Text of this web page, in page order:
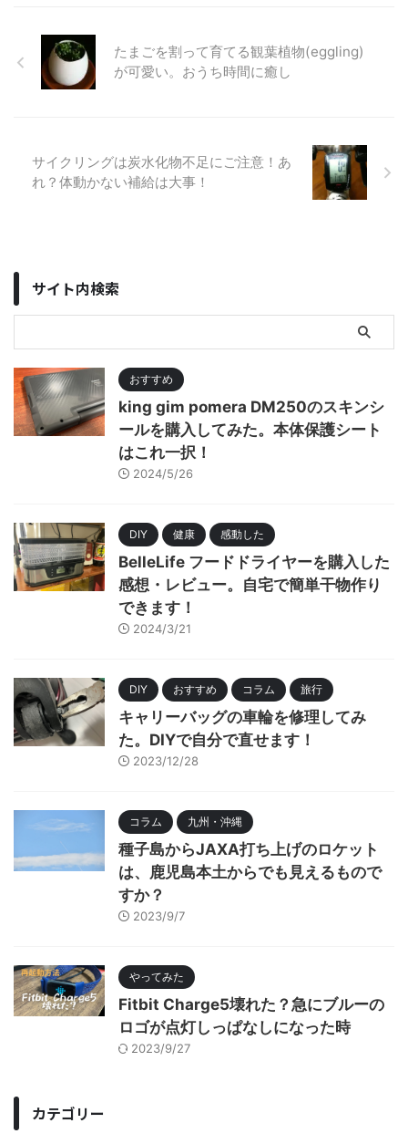
たまごを割って育てる観葉植物(eggling)
が可愛い。おうち時間に癒し
サイクリングは炭水化物不足にご注意！あ
れ？体動かない補給は大事！
サイト内検索
おすすめ
king gim pomera DM250のスキンシ
ールを購入してみた。本体保護シート
はこれ一択！
2024/5/26
DIY 健康 感動した
BelleLife フードドライヤーを購入した
感想・レビュー。自宅で簡単干物作り
できます！
2024/3/21
DIY おすすめ コラム 旅行
キャリーバッグの車輪を修理してみ
た。DIYで自分で直せます！
2023/12/28
コラム 九州・沖縄
種子島からJAXA打ち上げのロケット
は、鹿児島本土からでも見えるもので
すか？
2023/9/7
やってみた
Fitbit Charge5壊れた？急にブルーの
ロゴが点灯しっぱなしになった時
2023/9/27
カテゴリー